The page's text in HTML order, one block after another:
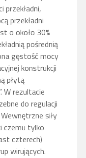
przekładni,
przekładni
o około 30%
pośrednią
gęstość mocy
konstrukcji
płytą
W rezultacie
do regulacji
siły
czemu tylko
czterech)
wirujących.